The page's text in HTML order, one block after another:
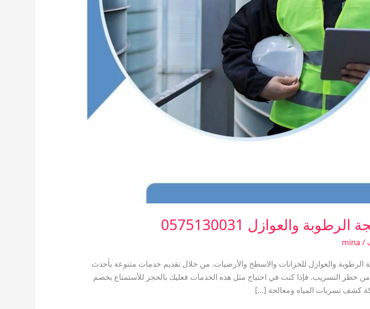
والعوازل 0575130031
/
mina
والعوازل للخزانات والاسطح والأرضيات. من خلال تقديم خدمات متنوعة بأحدث
من خطر التسريب. فإذا كنت في احتياج مثل هذه الخدمات فعليك بالحجز للأستمتاع بخصم